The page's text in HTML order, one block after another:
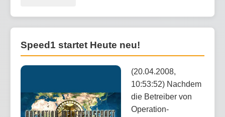
Speed1 startet Heute neu!
(20.04.2008,
10:53:52) Nachdem
die Betreiber von
Operation-